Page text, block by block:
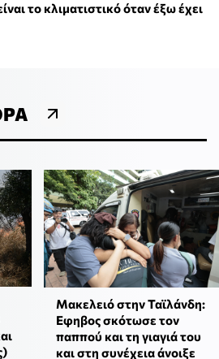
το κλιματιστικό όταν έξω έχει
Μακελειό στην Ταϊλάνδη:
Εφηβος σκότωσε τον
παππού και τη γιαγιά του
και στη συνέχεια άνοιξε